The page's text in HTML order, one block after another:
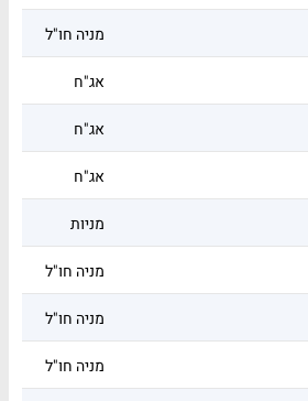
מניה חו"ל
אג"ח
אג"ח
אג"ח
מניות
מניה חו"ל
מניה חו"ל
מניה חו"ל